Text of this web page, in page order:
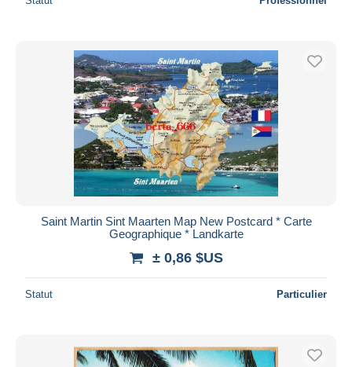
Saint Martin Sint Maarten Map New Postcard * Carte
Geographique * Landkarte
± 0,86 $US
Statut Particulier